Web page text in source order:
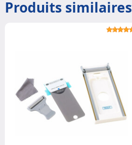
Produits similaires